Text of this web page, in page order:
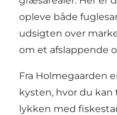
opleve både
udsigten over
om et afslappende
Fra Holmegaarden
kysten, hvor du
lykken med